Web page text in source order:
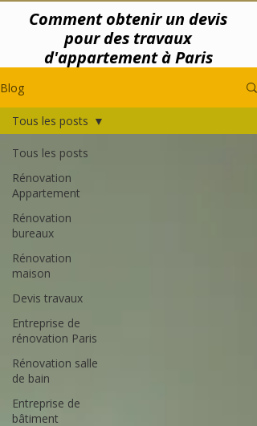
Comment obtenir un devis
pour des travaux
d'appartement à Paris
Blog
Tous les posts
Rénovation
Appartement
Rénovation
bureaux
Rénovation
maison
Devis travaux
Entreprise de
rénovation Paris
Rénovation salle
de bain
Entreprise de
bâtiment
Tous les posts